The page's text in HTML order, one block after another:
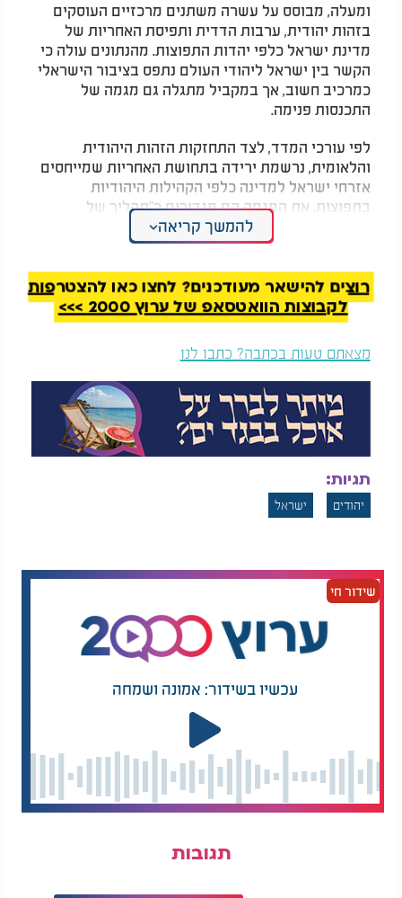
ומעלה, מבוסס על עשרה משתנים מרכזיים העוסקים
בזהות יהודית, ערבות הדדית ותפיסת האחריות של
מדינת ישראל כלפי יהדות התפוצות. מהנתונים עולה כי
הקשר בין ישראל ליהודי העולם נתפס בציבור הישראלי
כמרכיב חשוב, אך במקביל מתגלה גם מגמה של
התכנסות פנימה.
לפי עורכי המדד, לצד התחזקות הזהות היהודית
והלאומית, נרשמת ירידה בתחושת האחריות שמייחסים
אזרחי ישראל למדינה כלפי הקהילות היהודיות
בתפוצות. את המגמה הם מגדירים כ"תהליך של
"התכנסות זהותית"" שבו מתחזקת הזהות הלאומית
והקהילתית, אך גם מתחדדת התפיסה כי על המדינה
המלצות נוספות
יו"ר ש"ס דרעי: "רואים
שמתגשם מול עינינו"
איזנקוט יוצא לדרך
נתון נוסף שעולה מהמדד מלמד על ציפייה כמעט גורפת
ישראל בזמן מלחמה. בנוסף, 66% מהנשאלים רואים
בהתבוללות איום משמעותי על עתידו של העם היהודי.
נשיא המדינה יצחק הרצוג הדגיש עם קבלת המדד את
החשיבות הלאומית של הקשר בין מדינת ישראל ליהדות
התפוצות ברחבי העולם ערך מן המעלה הראשונה וחלק
בלתי נפרד מזהותה הלאומית של המדינה. מחובתנו
להמשיך לטפח קשר עמוק זה, לחזק את תחושת
הערבות ההדדית בין חלקי העם היהודי, ולהנחיל לדורות
הבאים את חשיבותו של החיבור בין מדינת ישראל
לקהילות היהודיות ברחבי העולם".
אירועים חינוכיים וקהילתיים ברחבי הארץ. במסגרת
של למעלה מ-100 מיליון שקלים, שמטרתן לחזק את
להמשך קריאה
רוצים להישאר מעודכנים? לחצו כאן להצטרפות
לקבוצות הוואטסאפ של ערוץ 2000 >>>
מצאתם טעות בכתבה? כתבו לנו
תגיות:
יהודים ישראל
שידור חי
עכשיו בשידור: אמונה ושמחה
תגובות